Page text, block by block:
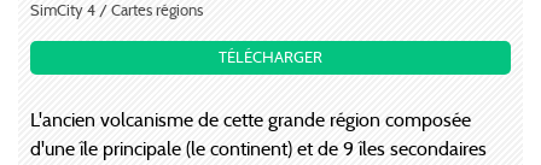
SimCity 4 / Cartes régions
TÉLÉCHARGER
L'ancien volcanisme de cette grande région composée
d'une île principale (le continent) et de 9 îles secondaires